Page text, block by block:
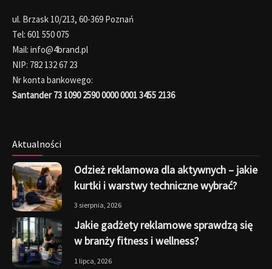
ul. Brzask 10/213, 60-369 Poznań
Tel: 601 550 075
Mail: info@4brand.pl
NIP: 782 132 67 23
Nr konta bankowego:
Santander 73 1090 2590 0000 0001 3455 2136
Aktualności
Odzież reklamowa dla aktywnych – jakie
kurtki i warstwy techniczne wybrać?
3 sierpnia, 2026
Jakie gadżety reklamowe sprawdzą się
w branży fitness i wellness?
1 lipca, 2026